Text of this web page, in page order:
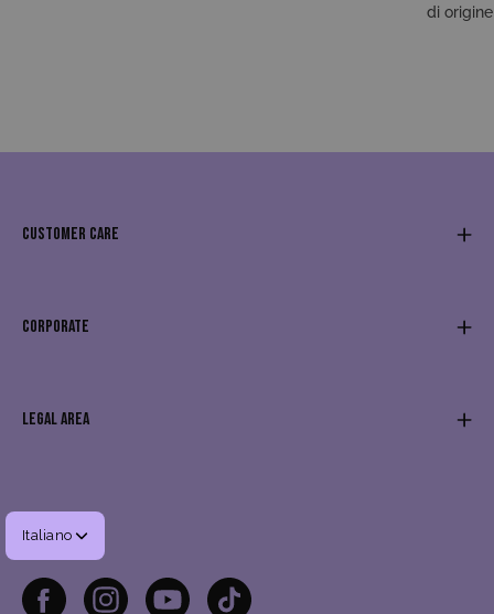
di
CUSTOMER CARE
CORPORATE
LEGAL AREA
Lingua
Italiano